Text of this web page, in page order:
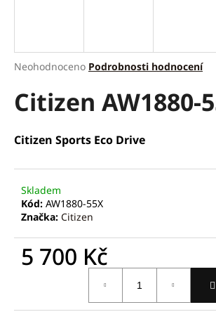
Průměrné
produktu
je
z
5
Neohodnoceno Podrobnosti hodnocení
Citizen AW1880-
Citizen Sports Eco Drive
Skladem
Kód: AW1880-55X
Značka: Citizen
5 700 Kč
í
t
?
D
o
p